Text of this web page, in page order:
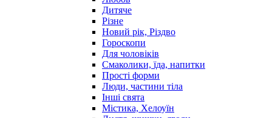
Дитяче
Різне
Новий рік, Різдво
Гороскопи
Для чоловіків
Смаколики, їда, напитки
Прості форми
Люди, частини тіла
Інші свята
Містика, Хелоуїн